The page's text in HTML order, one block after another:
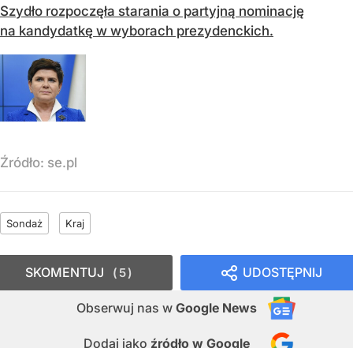
Szydło rozpoczęła starania o partyjną nominację
na kandydatkę w wyborach prezydenckich.
Źródło: se.pl
Sondaż Kraj
UDOSTĘPNIJ
Obserwuj nas w Google News
Dodaj jako źródło w Google
SKOMENTUJ 5